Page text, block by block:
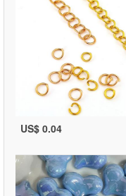
US$ 0.04